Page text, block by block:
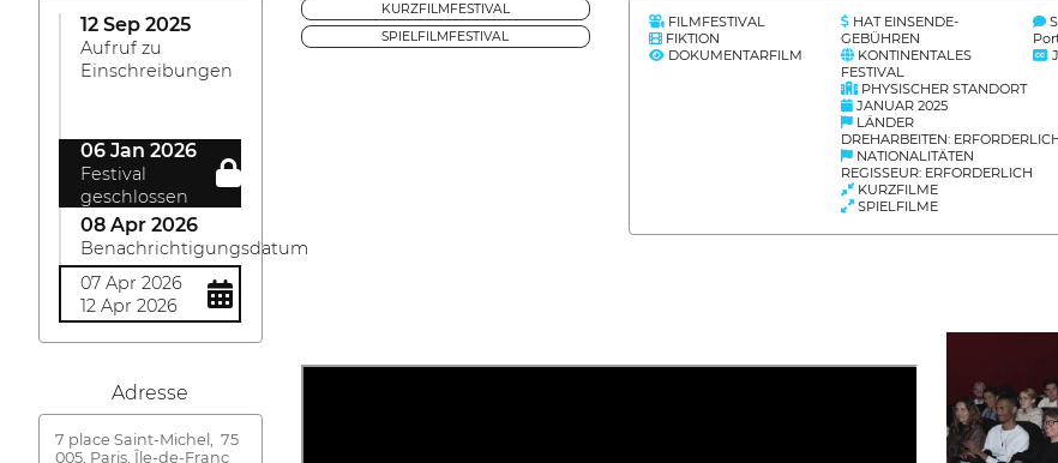
12 Sep 2025
Aufruf zu
Einschreibungen
06 Jan 2026
Festival
geschlossen
08 Apr 2026
Benachrichtigungsdatum
07 Apr 2026
12 Apr 2026
Adresse
7 place Saint-Michel,
75
005, Paris, Île-de-Franc
KURZFILMFESTIVAL
SPIELFILMFESTIVAL
FILMFESTIVAL
FIKTION
DOKUMENTARFILM
HAT EINSENDE-
GEBÜHREN
KONTINENTALES
FESTIVAL
PHYSISCHER STANDORT
JANUAR 2025
LÄNDER
DREHARBEITEN:
NATIONALITÄTEN
REGISSEUR: ERFORDERLICH
KURZFILME
SPIELFILME